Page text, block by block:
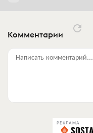
Комментарии
Написать комментарий...
РЕКЛАМА